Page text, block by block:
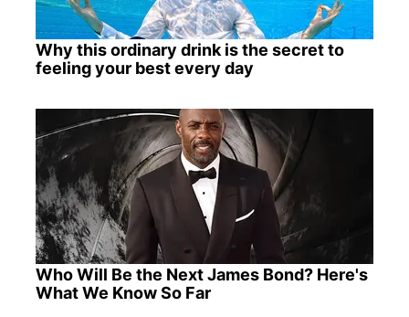
Why this ordinary drink is the secret to
feeling your best every day
Who Will Be the Next James Bond? Here's
What We Know So Far